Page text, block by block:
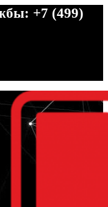
+7 (499)